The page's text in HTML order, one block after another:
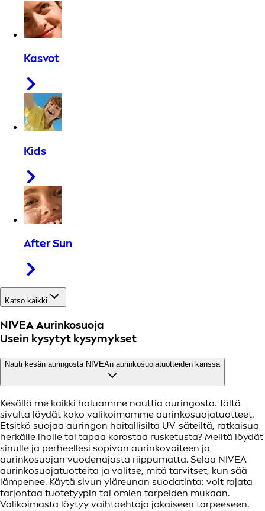
Kasvot
Kids
After Sun
Katso kaikki
NIVEA Aurinkosuoja
Usein kysytyt kysymykset
Nauti kesän auringosta NIVEAn aurinkosuojatuotteiden kanssa
Kesällä me kaikki haluamme nauttia auringosta. Tältä
sivulta löydät koko valikoimamme aurinkosuojatuotteet.
Etsitkö suojaa auringon haitallisilta UV-säteiltä, ratkaisua
herkälle iholle tai tapaa korostaa rusketusta? Meiltä löydät
sinulle ja perheellesi sopivan aurinkovoiteen ja
aurinkosuojan vuodenajasta riippumatta. Selaa NIVEA
aurinkosuojatuotteita ja valitse, mitä tarvitset, kun sää
lämpenee. Käytä sivun yläreunan suodatinta: voit rajata
tarjontaa tuotetyypin tai omien tarpeiden mukaan.
Valikoimasta löytyy vaihtoehtoja jokaiseen tarpeeseen.